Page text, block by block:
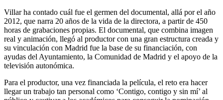
Villar ha contado cuál fue el germen del documental, allá por el año
2012, que narra 20 años de la vida de la directora, a partir de 450
horas de grabaciones propias. El documental, que combina imagen
real y animación, llegó al productor con una gran estructura creada y
su vinculación con Madrid fue la base de su financiación, con
ayudas del Ayuntamiento, la Comunidad de Madrid y el apoyo de la
televisión autonómica.
Para el productor, una vez financiada la película, el reto era hacer
llegar un trabajo tan personal como ‘Contigo, contigo y sin mí’ al